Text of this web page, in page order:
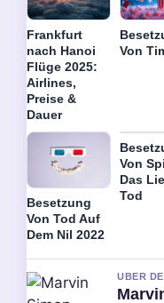
Frankfurt
nach Hanoi
Flüge 2025:
Airlines,
Preise &
Dauer
Von
Besetzung
Von Tod Auf
Dem Nil 2022
Von
Das
Tod
UBER